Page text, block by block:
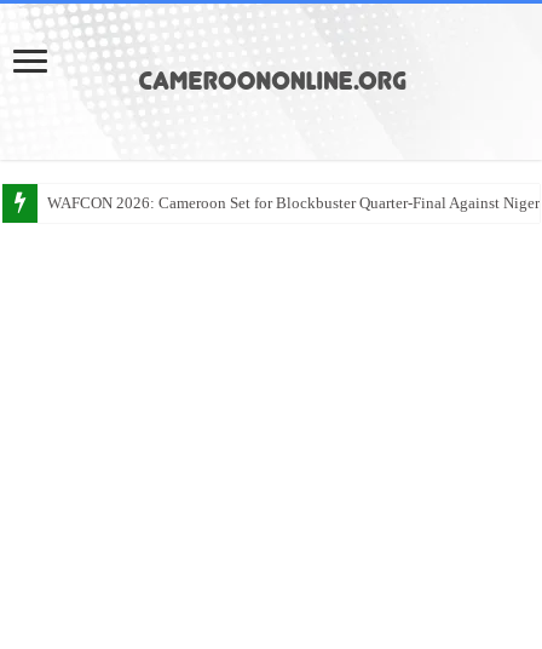
WAFCON 2026: Cameroon Set for Blockbuster Quarter-Final Against